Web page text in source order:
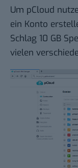
Um pCloud
ein Konto
Schlag 10 GB
vielen